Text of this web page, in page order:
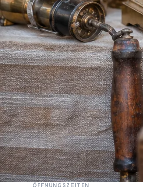
Markttage
Sonntag
Über
ÜBER DEN MARKT
Der Antik- und Trödelmarkt
ÖFFNUNGSZEITEN